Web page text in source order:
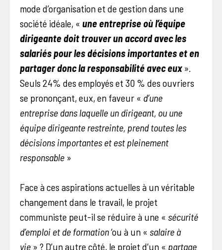
mode d’organisation et de gestion dans une
société idéale, « une entreprise où l’équipe
dirigeante doit trouver un accord avec les
salariés pour les décisions importantes et en
partager donc la responsabilité avec eux».
Seuls 24% des employés et 30 % des ouvriers
se prononçant, eux, en faveur « d’une
entreprise dans laquelle un dirigeant, ou une
équipe dirigeante restreinte, prend toutes les
décisions importantes et est pleinement
responsable »
Face à ces aspirations actuelles à un véritable
changement dans le travail, le projet
communiste peut-il se réduire à une « sécurité
d’emploi et de formation‘ou à un « salaire à
vie » ? D’un autre côté, le projet d’un « partage